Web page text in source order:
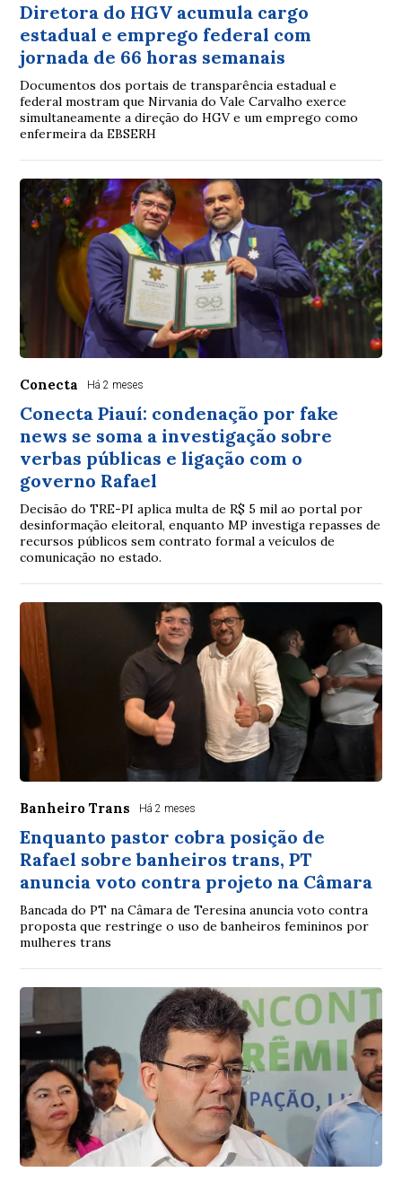
Diretora do HGV acumula cargo
estadual e emprego federal com
jornada de 66 horas semanais
Documentos dos portais de transparência estadual e
federal mostram que Nirvania do Vale Carvalho exerce
simultaneamente a direção do HGV e um emprego como
enfermeira da EBSERH
Conecta Há 2 meses
Conecta Piauí: condenação por fake
news se soma a investigação sobre
verbas públicas e ligação com o
governo Rafael
Decisão do TRE-PI aplica multa de R$ 5 mil ao portal por
desinformação eleitoral, enquanto MP investiga repasses de
recursos públicos sem contrato formal a veículos de
comunicação no estado.
Banheiro Trans Há 2 meses
Enquanto pastor cobra posição de
Rafael sobre banheiros trans, PT
anuncia voto contra projeto na Câmara
Bancada do PT na Câmara de Teresina anuncia voto contra
proposta que restringe o uso de banheiros femininos por
mulheres trans